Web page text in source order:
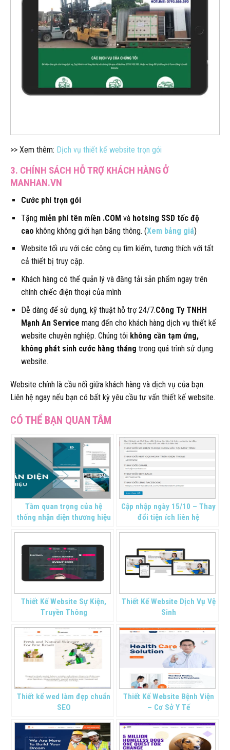
>> Xem thêm: Dịch vụ thiết kế website trọn gói
3. CHÍNH SÁCH HỖ TRỢ KHÁCH HÀNG Ở
MANHAN.VN
Cước phí trọn gói
Tặng miễn phí tên miền .COMvà hotsing SSD tốc độ
cao không không giới hạn băng thông. (Xem bảng giá)
Website tối ưu với các công cụ tìm kiếm, tương thích với tất
cả thiết bị truy cập.
Khách hàng có thể quản lý và đăng tải sản phẩm ngay trên
chính chiếc điện thoại của mình
Dễ dàng để sử dụng, kỹ thuật hỗ trợ 24/7.Công Ty TNHH
Mạnh An Service mang đến cho khách hàng dịch vụ thiết kế
website chuyên nghiệp. Chúng tôi không cần tạm ứng,
không phát sinh cước hàng tháng trong quá trình sử dụng
website.
Website chính là cầu nối giữa khách hàng và dịch vụ của bạn.
Liên hệ ngay nếu bạn có bất kỳ yêu cầu tư vấn thiết kế website.
Tầm quan trọng của hệ
thống nhận diện thương hiệu
Cập nhập ngày 15/10 – Thay
đổi tiện ích liên hệ
Thiết Kế Website Sự Kiện,
Truyền Thông
Thiết Kế Website Dịch Vụ Vệ
Sinh
Thiết kế wed làm đẹp chuẩn
SEO
Thiết Kế Website Bệnh Viện
– Cơ Sở Y Tế